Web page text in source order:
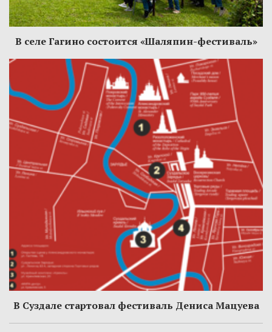
В селе Гагино состоится «Шаляпин-фестиваль»
В Суздале стартовал фестиваль Дениса Мацуева